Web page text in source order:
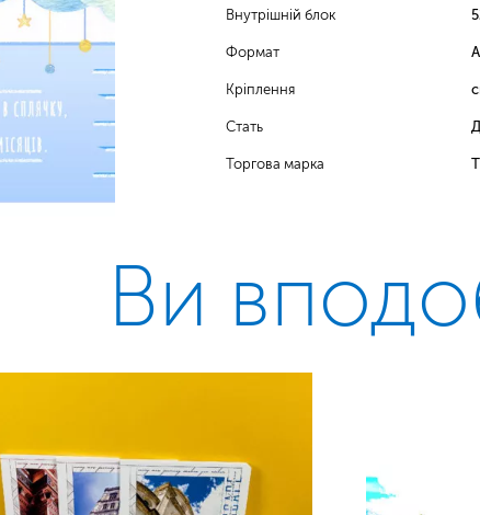
Внутрішній блок
Формат
Кріплення
Стать
Торгова марка
Ви